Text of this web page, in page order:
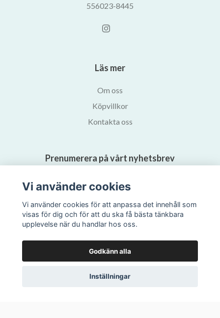
556023-8445
Läs mer
Om oss
Köpvillkor
Kontakta oss
Prenumerera på vårt nyhetsbrev
Vi använder cookies
Vi använder cookies för att anpassa det innehåll som
visas för dig och för att du ska få bästa tänkbara
upplevelse när du handlar hos oss.
Godkänn alla
Inställningar